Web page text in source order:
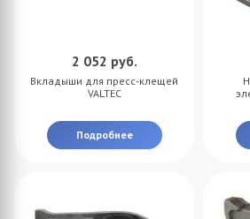
2 052 руб.
Вкладыши для пресс-клещей
VALTEC
Подробнее